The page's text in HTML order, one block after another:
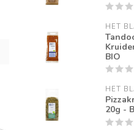
HET
BIO
HET
20g -